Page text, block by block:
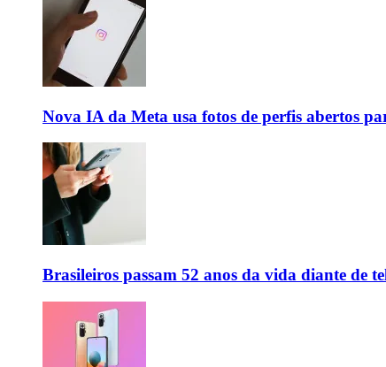
Nova IA da Meta usa fotos de perfis abertos
Brasileiros passam 52 anos da vida diante de